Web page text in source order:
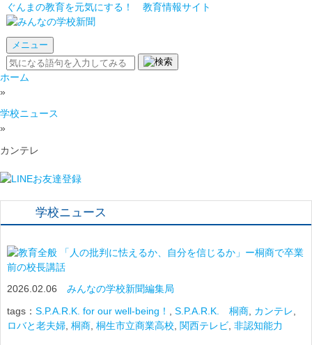
ぐんまの教育を元気にする！ 教育情報サイト
メニュー
ホーム
»
学校ニュース
»
カンテレ
学校ニュース
「人の批判に怯えるか、自分を信じるか」ー桐商で卒業
前の校長講話
2026.02.06 みんなの学校新聞編集局
tags： S.P.A.R.K. for our well-being！ S.P.A.R.K. 桐商 カンテレ
ロバと老夫婦 桐商 桐生市立商業高校 関西テレビ 非認知能力